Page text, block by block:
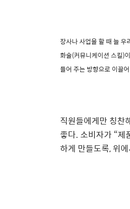
장사나 사업을 할 때 늘 우
화술(커뮤니케이션 스킬)
들어 주는 방향으로 이끌
직원들에게만 칭찬
좋다. 소비자가 “제
하게 만들도록,위